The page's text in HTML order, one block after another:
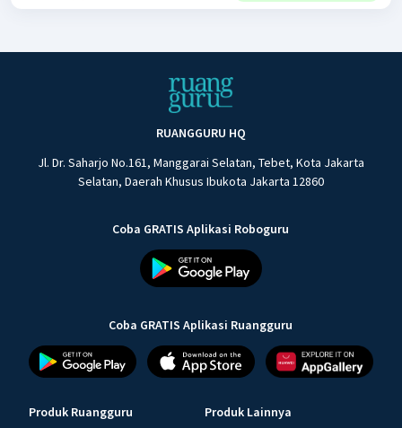
RUANGGURU HQ
Jl. Dr. Saharjo No.161, Manggarai Selatan, Tebet, Kota Jakarta
Selatan, Daerah Khusus Ibukota Jakarta 12860
Coba GRATIS Aplikasi Roboguru
Coba GRATIS Aplikasi Ruangguru
Produk Ruangguru Produk Lainnya